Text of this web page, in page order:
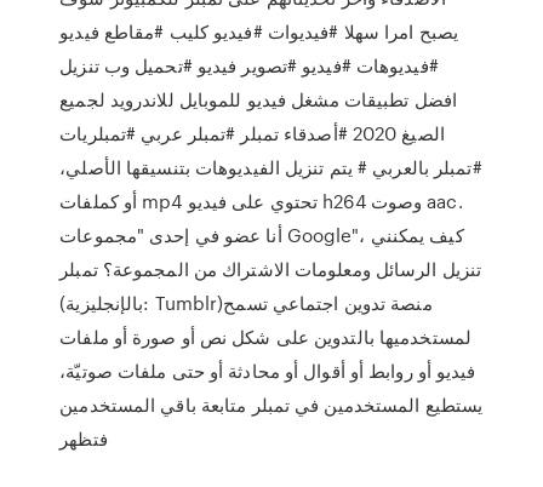
يصبح امرا سهلا #فيديوات #فيديو كليب #مقاطع فيديو
#فيديوهات #فيديو #تصوير فيديو #تحميل وب تنزيل
افضل تطبيقات مشغل فيديو للموبايل للاندرويد لجميع
الصيغ 2020 #أصدقاء تمبلر #تمبلر عربي #تمبلريات
#تمبلر بالعربي # يتم تنزيل الفيديوهات بتنسيقها الأصلي،
أو كملفات mp4 تحتوي على فيديو h264 وصوت aac.
أنا عضو في إحدى "مجموعات Google"، كيف يمكنني
تنزيل الرسائل ومعلومات الاشتراك من المجموعة؟ تمبلر
(بالإنجليزية: Tumblr)‏ منصة تدوين اجتماعي تسمح
لمستخدميها بالتدوين على شكل نص أو صورة أو ملفات
فيديو أو روابط أو أقوال أو محادثة أو حتى ملفات صوتيّة،
يستطيع المستخدمين في تمبلر متابعة باقي المستخدمين
فتظهر